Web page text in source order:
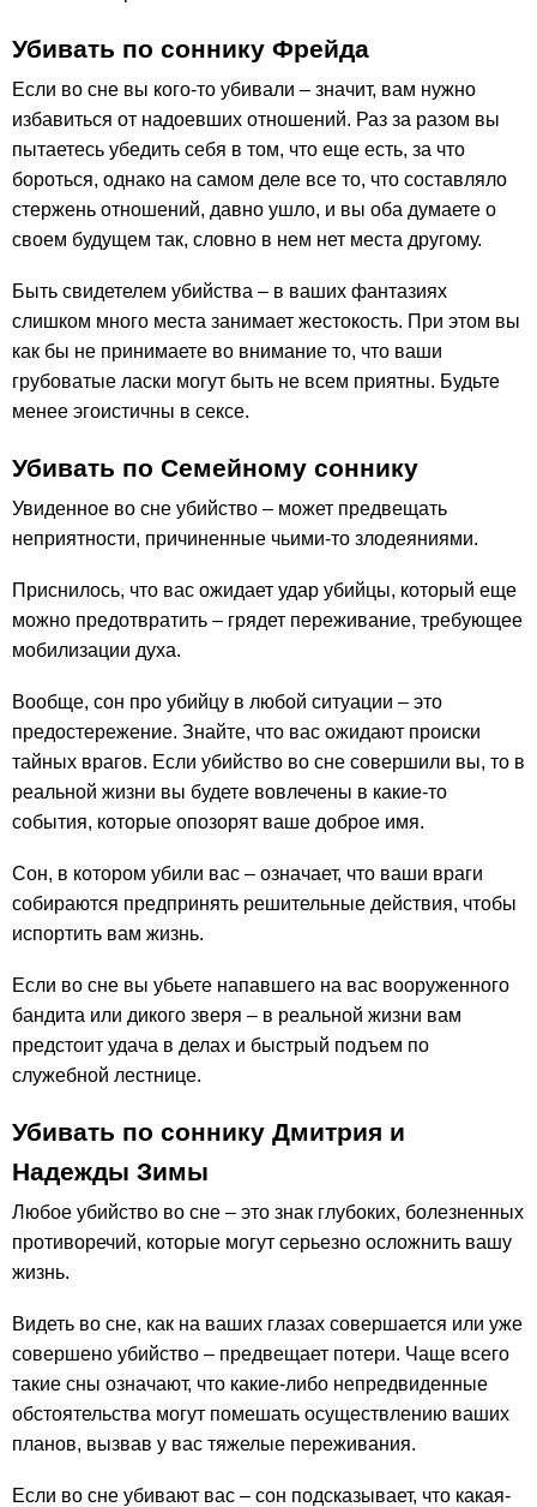
Убивать по соннику Фрейда
Если во сне вы кого-то убивали – значит, вам нужно
избавиться от надоевших отношений. Раз за разом вы
пытаетесь убедить себя в том, что еще есть, за что
бороться, однако на самом деле все то, что составляло
стержень отношений, давно ушло, и вы оба думаете о
своем будущем так, словно в нем нет места другому.
Быть свидетелем убийства – в ваших фантазиях
слишком много места занимает жестокость. При этом вы
как бы не принимаете во внимание то, что ваши
грубоватые ласки могут быть не всем приятны. Будьте
менее эгоистичны в сексе.
Убивать по Семейному соннику
Увиденное во сне убийство – может предвещать
неприятности, причиненные чьими-то злодеяниями.
Приснилось, что вас ожидает удар убийцы, который еще
можно предотвратить – грядет переживание, требующее
мобилизации духа.
Вообще, сон про убийцу в любой ситуации – это
предостережение. Знайте, что вас ожидают происки
тайных врагов. Если убийство во сне совершили вы, то в
реальной жизни вы будете вовлечены в какие-то
события, которые опозорят ваше доброе имя.
Сон, в котором убили вас – означает, что ваши враги
собираются предпринять решительные действия, чтобы
испортить вам жизнь.
Если во сне вы убьете напавшего на вас вооруженного
бандита или дикого зверя – в реальной жизни вам
предстоит удача в делах и быстрый подъем по
служебной лестнице.
Убивать по соннику Дмитрия и
Надежды Зимы
Любое убийство во сне – это знак глубоких, болезненных
противоречий, которые могут серьезно осложнить вашу
жизнь.
Видеть во сне, как на ваших глазах совершается или уже
совершено убийство – предвещает потери. Чаще всего
такие сны означают, что какие-либо непредвиденные
обстоятельства могут помешать осуществлению ваших
планов, вызвав у вас тяжелые переживания.
Если во сне убивают вас – сон подсказывает, что какая-